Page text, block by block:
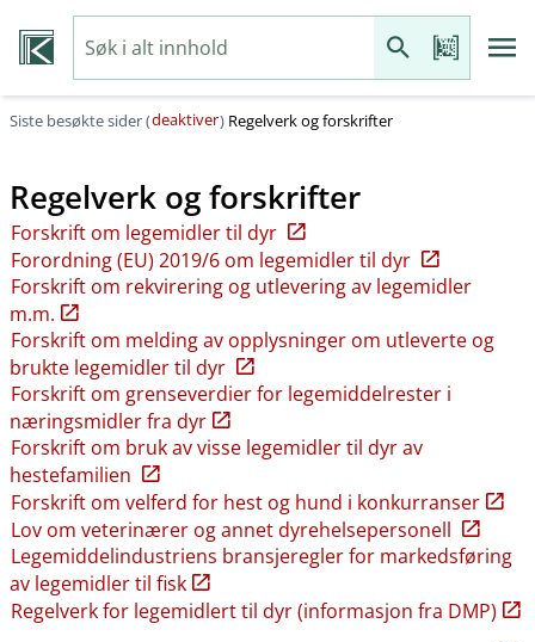
Siste besøkte sider (deaktiver) Regelverk og forskrifter
Regelverk og forskrifter
Forskrift om legemidler til dyr
Forordning (EU) 2019/6 om legemidler til dyr
Forskrift om rekvirering og utlevering av legemidler
m.m.
Forskrift om melding av opplysninger om utleverte og
brukte legemidler til dyr
Forskrift om grenseverdier for legemiddelrester i
næringsmidler fra dyr
Forskrift om bruk av visse legemidler til dyr av
hestefamilien
Forskrift om velferd for hest og hund i konkurranser
Lov om veterinærer og annet dyrehelsepersonell
Legemiddelindustriens bransjeregler for markedsføring
av legemidler til fisk
Regelverk for legemidlert til dyr (informasjon fra DMP)